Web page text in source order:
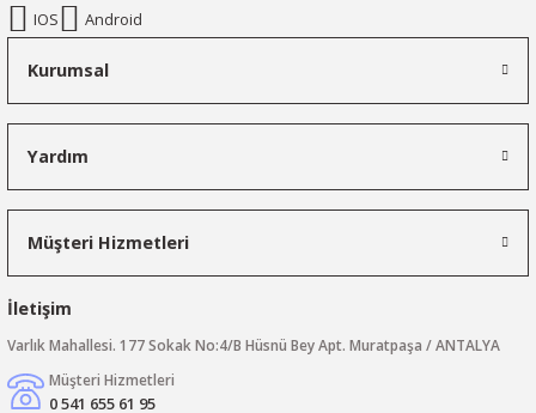
IOS Android
Kurumsal
Yardım
Müşteri Hizmetleri
İletişim
Varlık Mahallesi. 177 Sokak No:4/B Hüsnü Bey Apt. Muratpaşa / ANTALYA
Müşteri Hizmetleri
0 541 655 61 95